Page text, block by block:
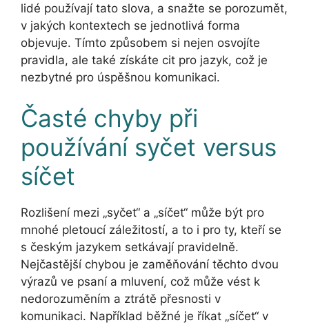
lidé používají tato slova, a snažte se porozumět,
v jakých kontextech se jednotlivá forma
objevuje. Tímto způsobem si nejen osvojíte
pravidla, ale také získáte cit pro jazyk, což je
nezbytné pro úspěšnou komunikaci.
Časté chyby při
používání syčet versus
síčet
Rozlišení mezi „syčet“ a „síčet“ může být pro
mnohé pletoucí záležitostí, a to i pro ty, kteří se
s českým jazykem setkávají pravidelně.
Nejčastější chybou je zaměňování těchto dvou
výrazů ve psaní a mluvení, což může vést k
nedorozuměním a ztrátě přesnosti v
komunikaci. Například běžné je říkat „síčet“ v